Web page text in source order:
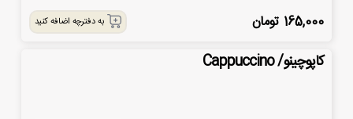
165,000 تومان به دفترچه اضافه کنید
کاپوچینو/ Cappuccino